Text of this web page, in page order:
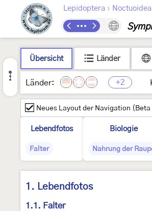
Lepidoptera › Noctuoidea
Übersicht Länder
Länder: +2
Neues Layout der Navigation (Beta
Lebendfotos
Falter
Biologie
Nahrung der
1. Lebendfotos
1.1. Falter